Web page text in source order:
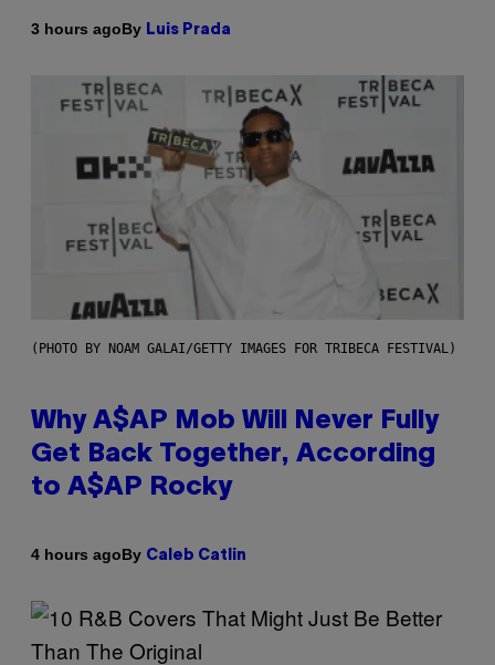
3 hours agoBy Luis Prada
(PHOTO BY NOAM GALAI/GETTY IMAGES FOR TRIBECA FESTIVAL)
Why A$AP Mob Will Never Fully
Get Back Together, According
to A$AP Rocky
4 hours agoBy Caleb Catlin